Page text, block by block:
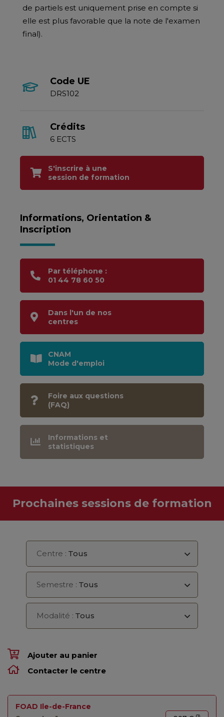
de partiels est uniquement prise en compte si
elle est plus favorable que la note de l'examen
final).
Code UE
DRS102
Crédits
6 ECTS
S'inscrire à une
session de formation
Informations, Orientation &
Inscription
Par téléphone :
01 44 78 60 50
Dans l'un de nos
centres
CNAM
Mode d'emploi
Foire aux questions
(FAQ)
Informations et
statistiques
Prochaines sessions de formation
Centre : Tous
Semestre : Tous
Modalité : Tous
Ajouter au panier
Contacter le centre
FOAD Ile-de-France